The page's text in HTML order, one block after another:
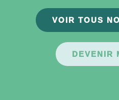
VOIR TOUS
DEVENIR